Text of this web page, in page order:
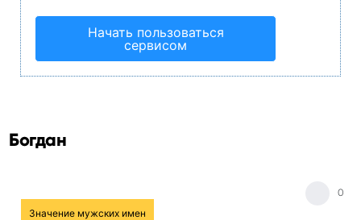
Начать пользоваться
сервисом
Богдан
Значение мужских имен
0